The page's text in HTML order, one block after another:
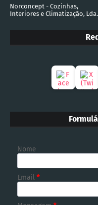
Norconcept - Cozinhas,
Interiores e Climatização, Lda.
Nome
Email *